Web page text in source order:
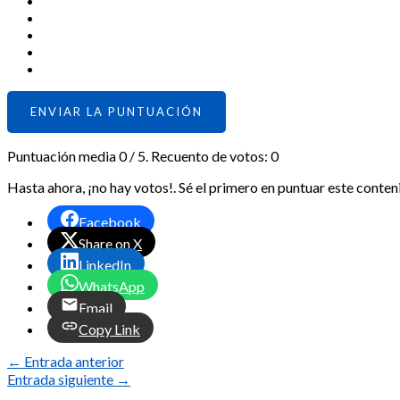
ENVIAR LA PUNTUACIÓN
Puntuación media0/ 5. Recuento de votos: 0
Hasta ahora, ¡no hay votos!. Sé el primero en puntuar este
Facebook
Share on X
LinkedIn
WhatsApp
Email
Copy Link
← Entrada anterior
Entrada siguiente →